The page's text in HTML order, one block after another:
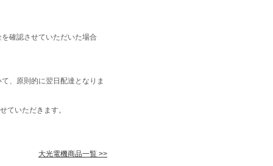
確認させていただいた場合
、原則的に翌日配達となりま
ていただきます。
大光電機商品一覧 >>